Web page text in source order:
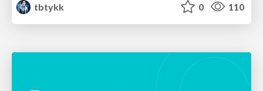
tbtykk
0 110